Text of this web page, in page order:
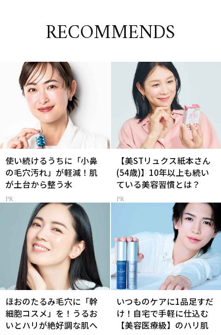
RECOMMENDS
使い続けるうちに「小鼻
の毛穴汚れ」が軽減！肌
が土台から整う水
【美STリュクス紙本さん
(54歳)】10年以上も続い
ている美容習慣とは？
ほおのたるみ毛穴に「幹
細胞コスメ」を！うるお
いとハリが絶好調な肌へ
いつものケアに1品足すだ
け！自宅で手軽に仕込む
【美容医療級】のハリ肌